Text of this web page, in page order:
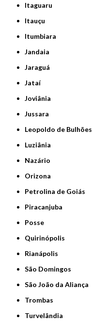
Itaguaru
Itauçu
Itumbiara
Jandaia
Jaraguá
Jataí
Joviânia
Jussara
Leopoldo de Bulhões
Luziânia
Nazário
Orizona
Petrolina de Goiás
Piracanjuba
Posse
Quirinópolis
Rianápolis
São Domingos
São João da Aliança
Trombas
Turvelândia